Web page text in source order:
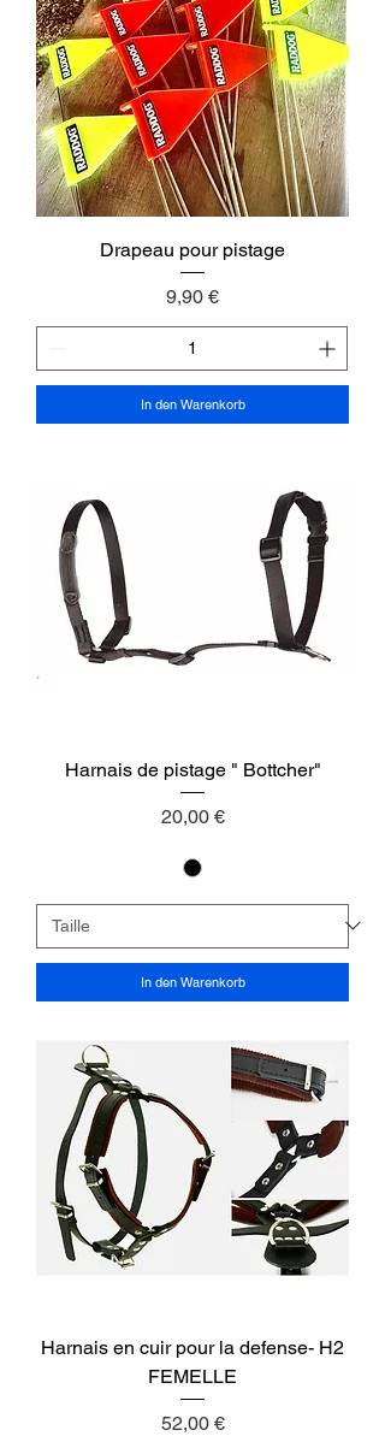
Drapeau pour pistage
Preis
9,90 €
In den Warenkorb
Harnais de pistage " Bottcher"
Preis
20,00 €
In den Warenkorb
Harnais en cuir pour la defense- H2
FEMELLE
Preis
52,00 €